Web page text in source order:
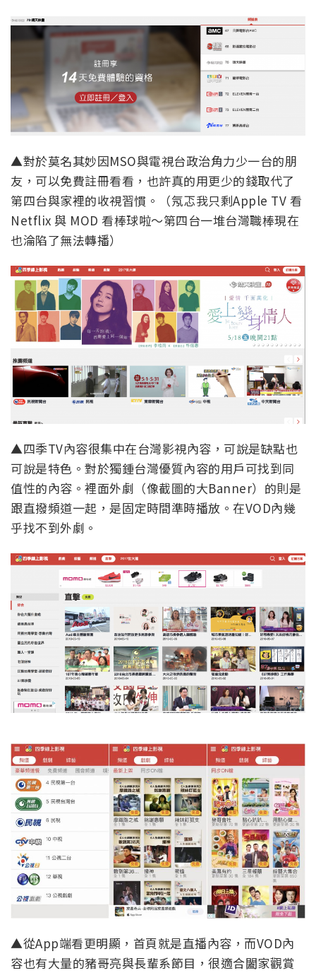
▲對於莫名其妙因MSO與電視台政治角力少一台的朋
友，可以免費註冊看看，也許真的用更少的錢取代了
第四台與家裡的收視習慣。（氖忑我只剩Apple TV 看
Netflix 與 MOD 看棒球啦～第四台一堆台灣職棒現在
也淪陷了無法轉播）
▲四季TV內容很集中在台灣影視內容，可說是缺點也
可說是特色。對於獨鍾台灣優質內容的用戶可找到同
值性的內容。裡面外劇（像截圖的大Banner）的則是
跟直撥頻道一起，是固定時間準時播放。在VOD內幾
乎找不到外劇。
▲從App端看更明顯，首頁就是直播內容，而VOD內
容也有大量的豬哥亮與長輩系節目，很適合闔家觀賞